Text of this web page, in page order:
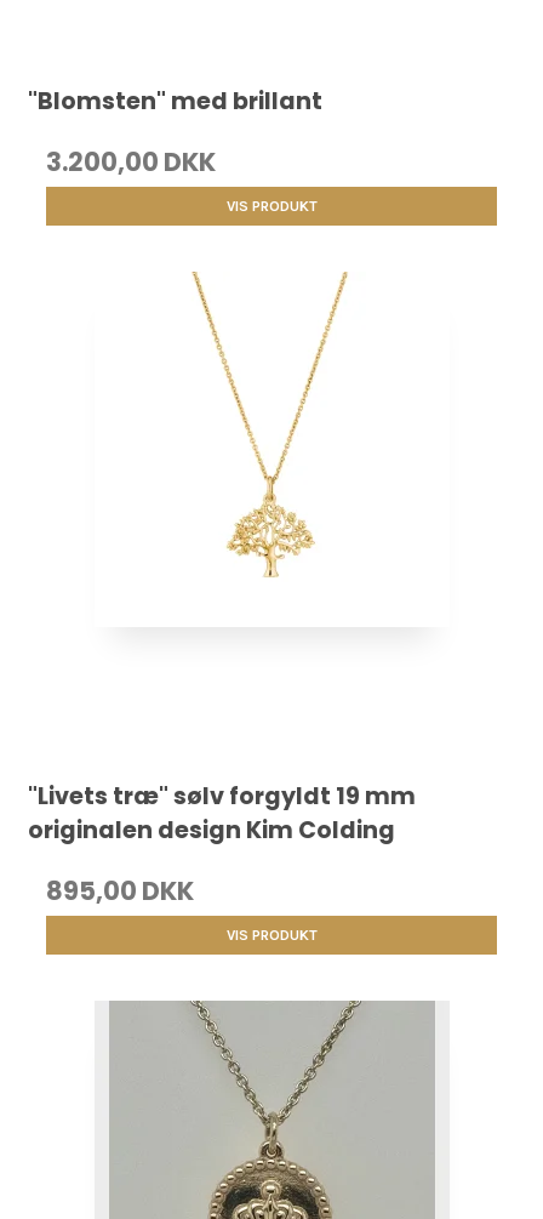
"Blomsten" med brillant
3.200,00 DKK
VIS PRODUKT
"Livets træ" sølv forgyldt 19 mm
originalen design Kim Colding
895,00 DKK
VIS PRODUKT